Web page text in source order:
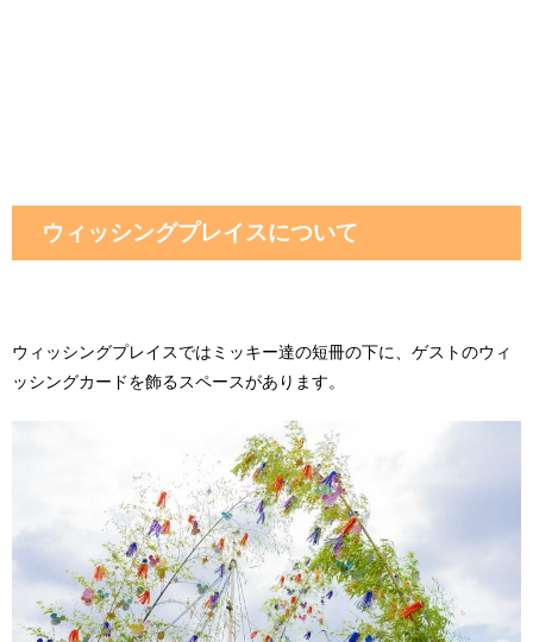
ウィッシングプレイスについて
ウィッシングプレイスではミッキー達の短冊の下に、ゲストのウィ
ッシングカードを飾るスペースがあります。